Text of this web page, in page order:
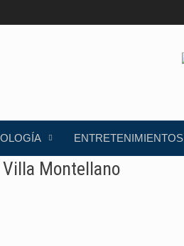
ENTRETENIMIENTOS
Montellano